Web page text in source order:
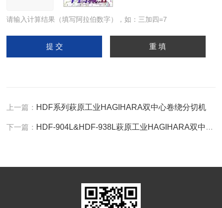
请输入计算结果（填写阿拉伯数字），如：三加四=7
上一篇： HDF系列萩原工业HAGIHARA双中心卷绕分切机
下一篇： HDF-904L&HDF-938L萩原工业HAGIHARA双中心卷绕分切机